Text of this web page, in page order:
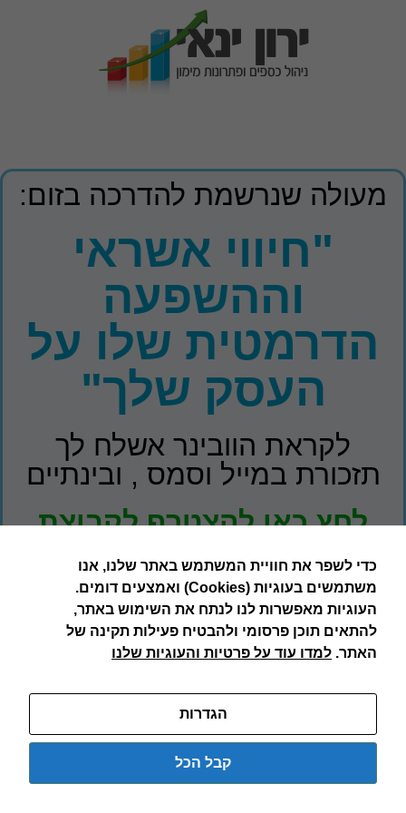
מעולה שנרשמת להדרכה בזום:
"חיווי אשראי
וההשפעה
הדרמטית שלו על
העסק שלך"
לקראת הוובינר אשלח לך
תזכורת במייל וסמס , ובינתיים
לחץ כאן להצטרף לקבוצת
למנכ"לים ובעלי חברות
לקבלת מידע, טיפים וחדשות
פיננסיות
כדאי לשריין ביומן כ 45 דקות
20:30
כדי לשפר את חוויית המשתמש באתר שלנו, אנו
משתמשים בעוגיות (Cookies) ואמצעים דומים.
העוגיות מאפשרות לנו לנתח את השימוש באתר,
להתאים תוכן פרסומי ולהבטיח פעילות תקינה של
האתר. למדו עוד על פרטיות והעוגיות שלנו
הגדרות
קבל הכל